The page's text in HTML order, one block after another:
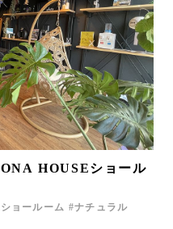
HOUSEショール
ショールーム ナチュラル